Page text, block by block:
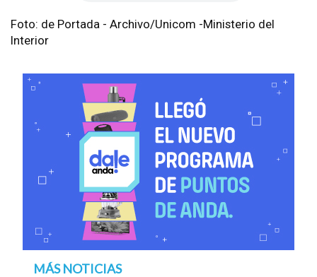
Foto: de Portada - Archivo/Unicom -Ministerio del
Interior
MÁS NOTICIAS